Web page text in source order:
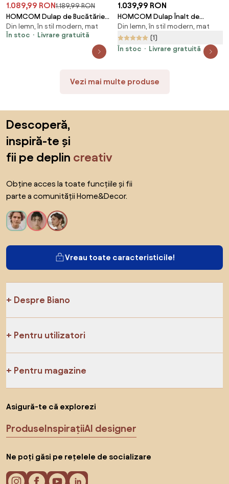
1.089,99 RON1.189,99 RON
HOMCOM Dulap de Bucătărie
cu Spațiu de Depozitare, 71"
Alb | Aosom Romania
Din lemn, în stil modern, mat
În stoc
Livrare gratuită
1.039,99 RON
HOMCOM Dulap Înalt de
Bucătărie cu 4 Dulapuri și 2
Sertare din Lemn și Sticlă Negru
| Aosom Romania
Din lemn, în stil modern, mat
(1)
În stoc
Livrare gratuită
Vezi mai multe produse
Descoperă,
inspiră-te și
fii pe deplin creativ
Obține acces la toate funcțiile și fii
parte a comunității Home&Decor.
Vreau toate caracteristicile!
Despre Biano
Pentru utilizatori
Pentru magazine
Asigură-te că explorezi
ProduseInspirațiiAI designer
Ne poți găsi pe rețelele de socializare